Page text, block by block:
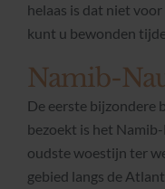
helaas is dat niet
kunt u bewonden
Namib-
De eerste bijzondere
bezoekt is het
oudste woestijn ter
gebied langs de